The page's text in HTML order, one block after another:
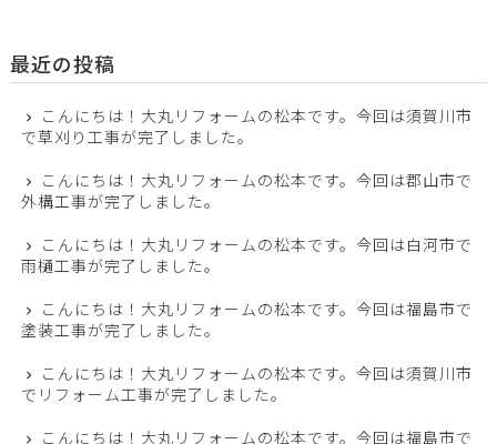
最近の投稿
こんにちは！大丸リフォームの松本です。今回は須賀川市
で草刈り工事が完了しました。
こんにちは！大丸リフォームの松本です。今回は郡山市で
外構工事が完了しました。
こんにちは！大丸リフォームの松本です。今回は白河市で
雨樋工事が完了しました。
こんにちは！大丸リフォームの松本です。今回は福島市で
塗装工事が完了しました。
こんにちは！大丸リフォームの松本です。今回は須賀川市
でリフォーム工事が完了しました。
こんにちは！大丸リフォームの松本です。今回は福島市で